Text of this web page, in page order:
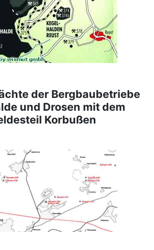
der Bergbaubetriebe
und Drosen mit dem
Korbußen